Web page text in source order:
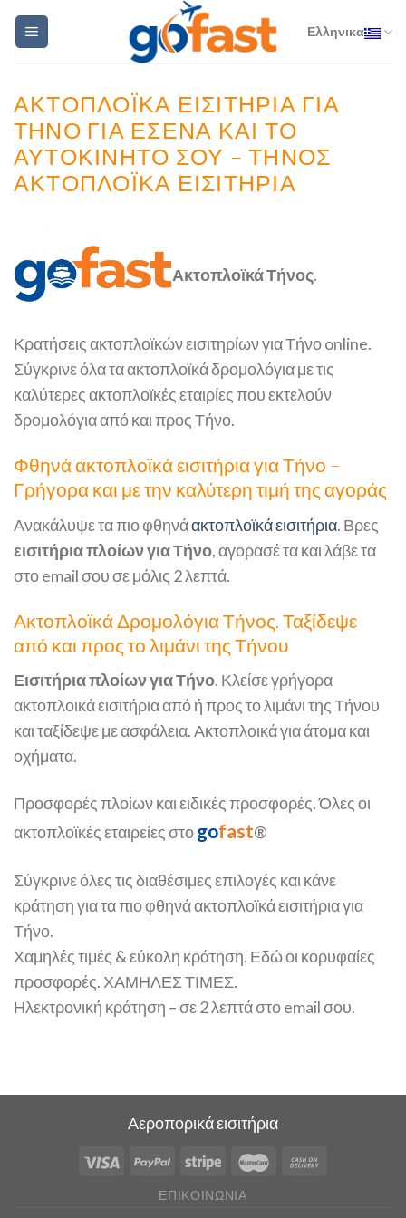
Skip
Ελληνικα
ΑΚΤΟΠΛΟΪΚΆ ΕΙΣΙΤΉΡΙΑ ΓΙΑ
ΤΉΝΟ ΓΙΑ ΕΣΈΝΑ ΚΑΙ ΤΟ
ΑΥΤΟΚΊΝΗΤΌ ΣΟΥ – ΤΉΝΟΣ
ΑΚΤΟΠΛΟΪΚΆ ΕΙΣΙΤΉΡΙΑ
Ακτοπλοϊκά Τήνος.
Κρατήσεις ακτοπλοϊκών εισιτηρίων για Τήνο online.
Σύγκρινε όλα τα ακτοπλοϊκά δρομολόγια με τις
καλύτερες ακτοπλοϊκές εταιρίες που εκτελούν
δρομολόγια από και προς Τήνο.
Φθηνά ακτοπλοϊκά εισιτήρια για Τήνο –
Γρήγορα και με την καλύτερη τιμή της αγοράς
Ανακάλυψε τα πιο φθηνάακτοπλοϊκά εισιτήρια. Βρες
εισιτήρια πλοίων για Τήνο, αγορασέ τα και λάβε τα
στο email σου σε μόλις 2 λεπτά.
Ακτοπλοϊκά Δρομολόγια Τήνος. Ταξίδεψε
από και προς το λιμάνι της Τήνου
Εισιτήρια πλοίων για Τήνο. Κλείσε γρήγορα
ακτοπλοικά εισιτήρια από ή προς το λιμάνι της Τήνου
και ταξίδεψε με ασφάλεια. Ακτοπλοικά για άτομα και
οχήματα.
Προσφορές πλοίων και ειδικές προσφορές. Όλες οι
ακτοπλοϊκές εταιρείες στοgofast®
Σύγκρινε όλες τις διαθέσιμες επιλογές και κάνε
κράτηση για τα πιο φθηνά ακτοπλοϊκά εισιτήρια για
Τήνο.
Χαμηλές τιμές & εύκολη κράτηση. Εδώ οι κορυφαίες
προσφορές. ΧΑΜΗΛΕΣ ΤΙΜΕΣ.
Ηλεκτρονική κράτηση – σε 2 λεπτά στο email σου.
Αεροπορικά εισιτήρια
ΕΠΙΚΟΙΝΩΝΊΑ